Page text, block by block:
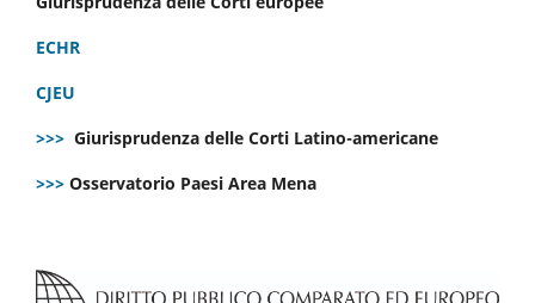
ECHR
CJEU
>>> Giurisprudenza delle Corti Latino-americane
>>> Osservatorio Paesi Area Mena